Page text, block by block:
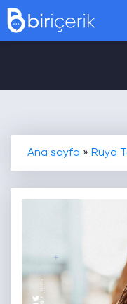
Ana sayfa » Rüya